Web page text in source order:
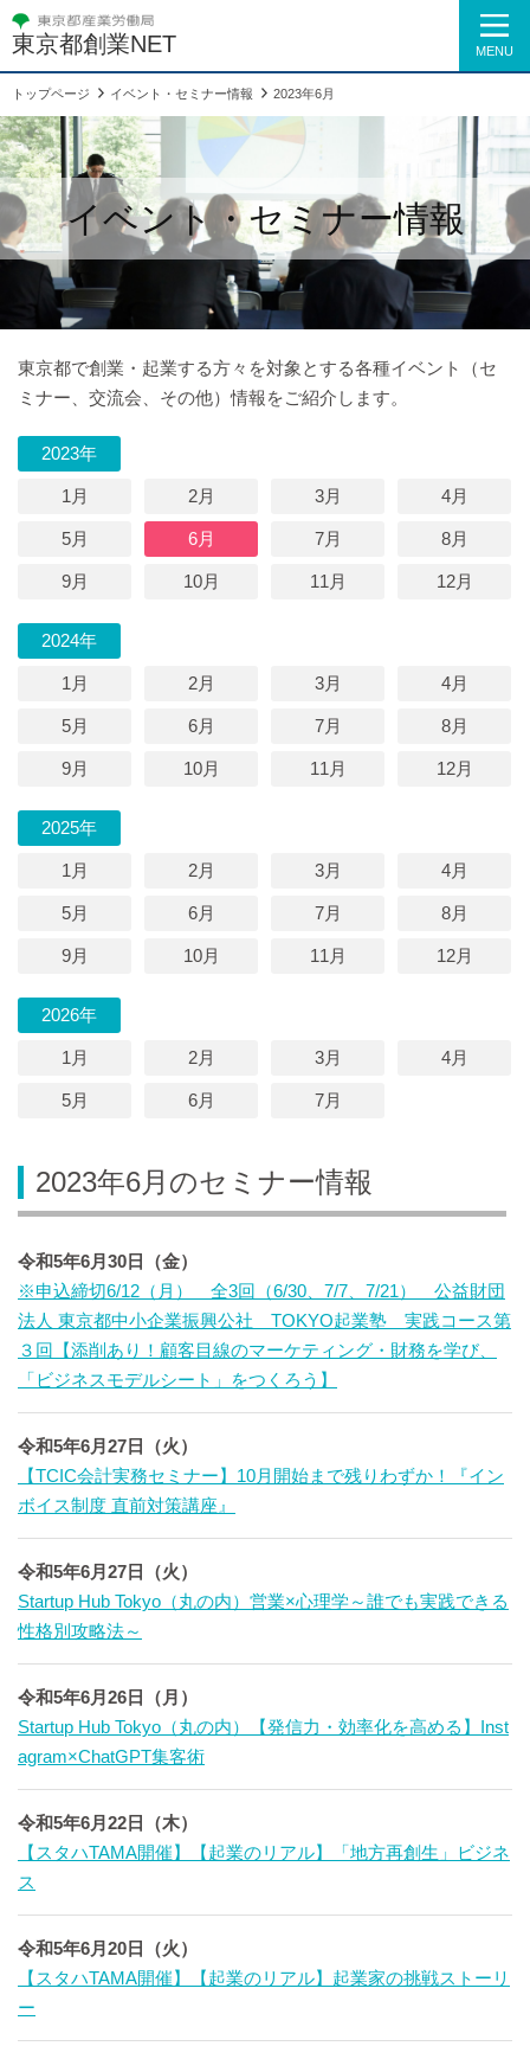
東京都創業NET MENU
トップページ イベント・セミナー情報 2023年6月
イベント・セミナー情報
東京都で創業・起業する方々を対象とする各種イベント（セ
ミナー、交流会、その他）情報をご紹介します。
2023年
1月 2月 3月 4月
5月 6月 7月 8月
9月 10月 11月 12月
2024年
1月 2月 3月 4月
5月 6月 7月 8月
9月 10月 11月 12月
2025年
1月 2月 3月 4月
5月 6月 7月 8月
9月 10月 11月 12月
2026年
1月 2月 3月 4月
5月 6月 7月
2023年6月のセミナー情報
令和5年6月30日（金）
※申込締切6/12（月） 全3回（6/30、7/7、7/21） 公益財団
法人 東京都中小企業振興公社 TOKYO起業塾 実践コース第
３回【添削あり！顧客目線のマーケティング・財務を学び、
「ビジネスモデルシート」をつくろう】
令和5年6月27日（火）
【TCIC会計実務セミナー】10月開始まで残りわずか！『イン
ボイス制度 直前対策講座』
令和5年6月27日（火）
Startup Hub Tokyo（丸の内）営業×心理学～誰でも実践できる
性格別攻略法～
令和5年6月26日（月）
Startup Hub Tokyo（丸の内）【発信力・効率化を高める】Inst
agram×ChatGPT集客術
令和5年6月22日（木）
【スタハTAMA開催】【起業のリアル】「地方再創生」ビジネ
ス
令和5年6月20日（火）
【スタハTAMA開催】【起業のリアル】起業家の挑戦ストーリ
ー